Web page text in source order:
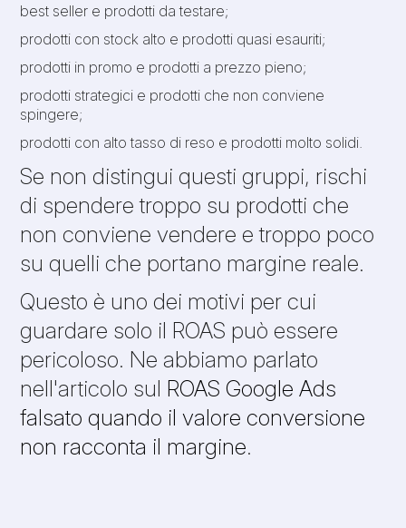
best seller e prodotti da testare;
prodotti con stock alto e prodotti quasi esauriti;
prodotti in promo e prodotti a prezzo pieno;
prodotti strategici e prodotti che non conviene
spingere;
prodotti con alto tasso di reso e prodotti molto solidi.
Se non distingui questi gruppi, rischi
di spendere troppo su prodotti che
non conviene vendere e troppo poco
su quelli che portano margine reale.
Questo è uno dei motivi per cui
guardare solo il ROAS può essere
pericoloso. Ne abbiamo parlato
nell'articolo sul ROAS Google Ads
falsato quando il valore conversione
non racconta il margine.